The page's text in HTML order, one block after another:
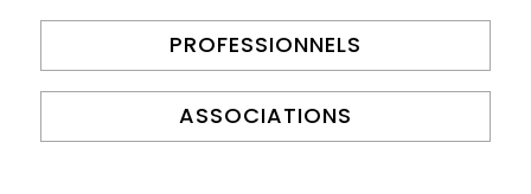
PROFESSIONNELS
ASSOCIATIONS